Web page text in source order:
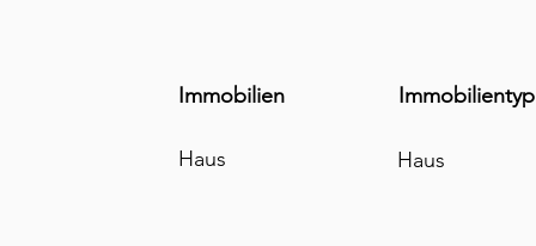
Immobilien Immobilientyp
Haus Haus